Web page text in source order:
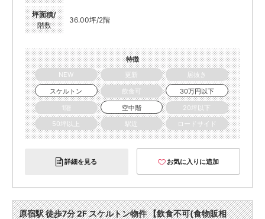
坪面積/
階数
36.00坪/2階
特徴
NEW
更新
居抜き
スケルトン
飲食可
30万円以下
1階
空中階
20坪以下
50坪以上
駅近 ロードサイド
詳細を見る お気に入りに追加
原宿駅 徒歩7分 2F スケルトン物件 【飲食不可(食物販相